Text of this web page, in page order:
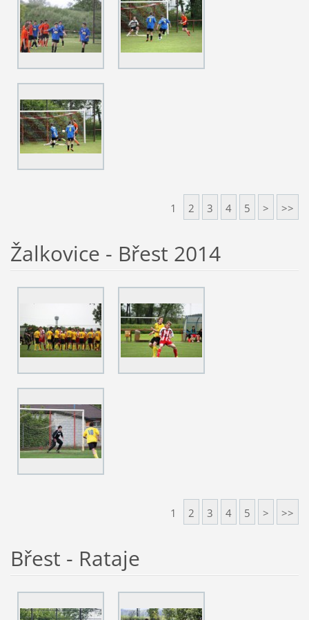
1 2 3 4 5 > >>
Žalkovice - Břest 2014
1 2 3 4 5 > >>
Břest - Rataje